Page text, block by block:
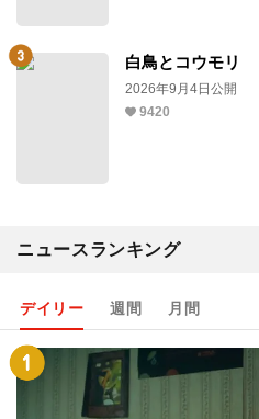
白鳥とコウモリ
2026年9月4日公開
9420
ニュースランキング
デイリー 週間 月間